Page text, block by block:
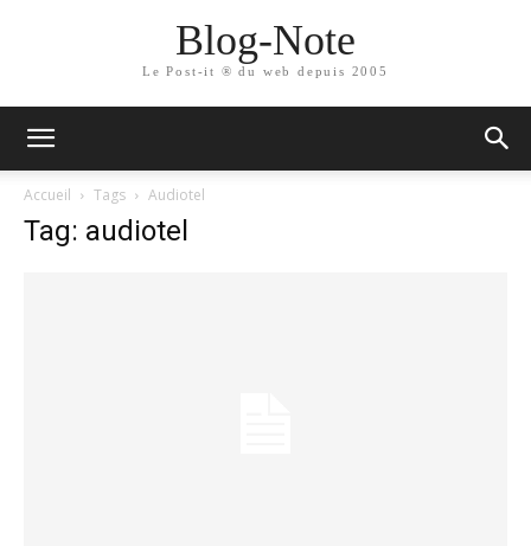
Blog-Note
Le Post-it ® du web depuis 2005
Accueil Tags Audiotel
Tag: audiotel